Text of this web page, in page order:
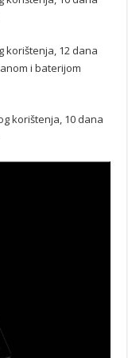
korištenja, 12 dana
i baterijom
korištenja, 10 dana